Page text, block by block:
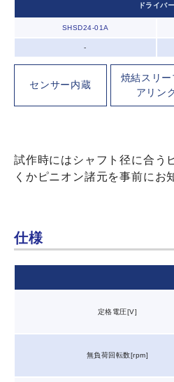
ドライバー
SHSD24-01A
-
センサー内蔵
焼結スリー
アリン
試作時にはシャフト径に合う
くかピニオン諸元を事前にお
仕様
定格電圧[V]
無負荷回転数[rpm]